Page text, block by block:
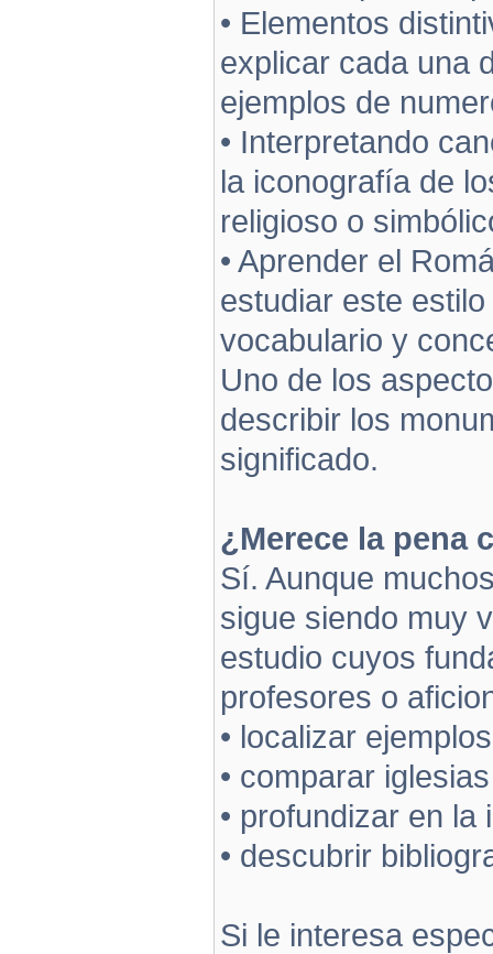
• Elementos
explicar cada una
ejemplos de
• Interpretando
la iconografía de
religioso o
• Aprender el
estudiar este
vocabulario y
Uno de los
describir los
significado.
¿Merece la pena
Sí. Aunque
sigue siendo muy
estudio cuyos
profesores o
• localizar
• comparar
• profundizar en
• descubrir
Si le interesa